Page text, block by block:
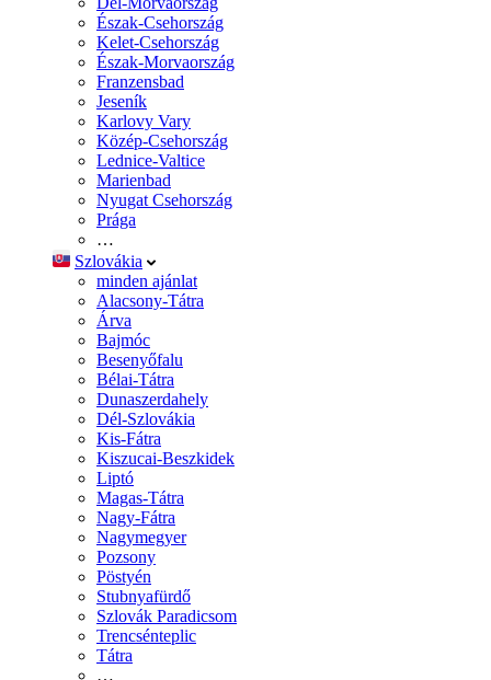
Észak-Csehország
Kelet-Csehország
Észak-Morvaország
Franzensbad
Jeseník
Karlovy Vary
Közép-Csehország
Lednice-Valtice
Marienbad
Nyugat Csehország
Prága
…
Szlovákia
minden ajánlat
Alacsony-Tátra
Árva
Bajmóc
Besenyőfalu
Bélai-Tátra
Dunaszerdahely
Dél-Szlovákia
Kis-Fátra
Kiszucai-Beszkidek
Liptó
Magas-Tátra
Nagy-Fátra
Nagymegyer
Pozsony
Pöstyén
Stubnyafürdő
Szlovák Paradicsom
Trencsénteplic
Tátra
…